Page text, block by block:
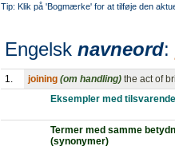
Tip: Klik på 'Bogmærke' for at tilføje den
Engelsk navneord:
1. joining (om handling) the act of
Eksempler med
Termer med samme
(synonymer)